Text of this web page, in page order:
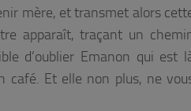
mère, et transmet alors
apparaît, traçant un
d’oublier Emanon qui est
café. Et elle non plus, ne